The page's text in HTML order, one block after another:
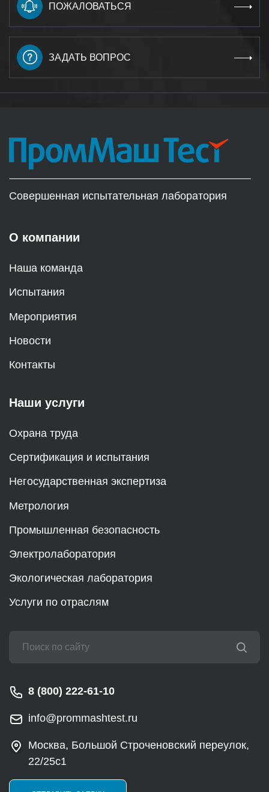
ПОЖАЛОВАТЬСЯ
ЗАДАТЬ ВОПРОС
Совершенная испытательная лаборатория
О компании
Наша команда
Испытания
Мероприятия
Новости
Контакты
Наши услуги
Охрана труда
Сертификация и испытания
Негосударственная экспертиза
Метрология
Промышленная безопасность
Электролаборатория
Экологическая лаборатория
Услуги по отраслям
8 (800) 222-61-10
info@prommashtest.ru
Москва, Большой Строченовский переулок,
22/25с1